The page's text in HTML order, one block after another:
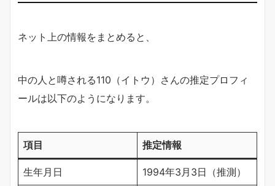
ネット上の情報をまとめると、
中の人と噂される110（イトウ）さんの推定プロフィ
ールは以下のようになります。
項目 推定情報
生年月日 1994年3月3日（推測）